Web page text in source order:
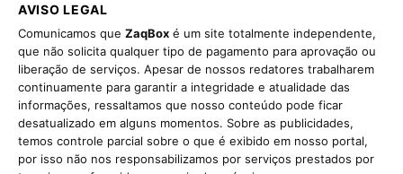
AVISO LEGAL
Comunicamos que ZaqBox é um site totalmente independente,
que não solicita qualquer tipo de pagamento para aprovação ou
liberação de serviços. Apesar de nossos redatores trabalharem
continuamente para garantir a integridade e atualidade das
informações, ressaltamos que nosso conteúdo pode ficar
desatualizado em alguns momentos. Sobre as publicidades,
temos controle parcial sobre o que é exibido em nosso portal,
por isso não nos responsabilizamos por serviços prestados por